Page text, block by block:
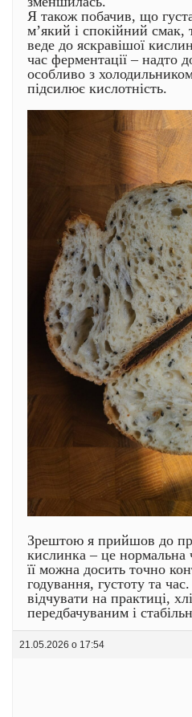
Я також побачив, що
м’який і спокійний смак,
веде до яскравішої
час ферментації – надто
особливо з
підсилює кислотність.
Зрештою я прийшов до
кислинка – це нормальна
її можна досить точно
годування, густоту та
відчувати на практиці,
передбачуваним і
21.05.2026 о 17:54